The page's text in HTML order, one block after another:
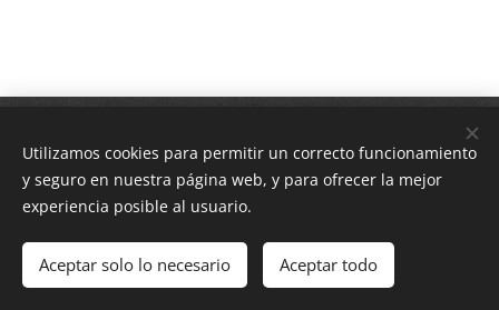
/688.610.108/info@adharayogabilbao.es
Aviso legal|Política de privacidadlPolítica de cookies
Cookies
Utilizamos cookies para permitir un correcto funcionamiento
y seguro en nuestra página web, y para ofrecer la mejor
experiencia posible al usuario.
Aceptar solo lo necesario Aceptar todo